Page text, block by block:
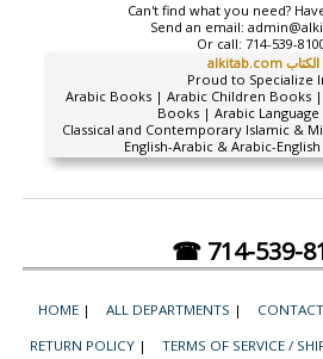
Can't find what you need?
Send an email:
Or call: 714-539-
alkitab.com الكتاب
Proud to Specialize
Arabic Books | Arabic Children Books |
Books | Arabic Language
Classical and Contemporary Islamic &
English-Arabic & Arabic-
☎ 714-539-
HOME | ALL DEPARTMENTS |
RETURN POLICY | TERMS OF SERVICE /